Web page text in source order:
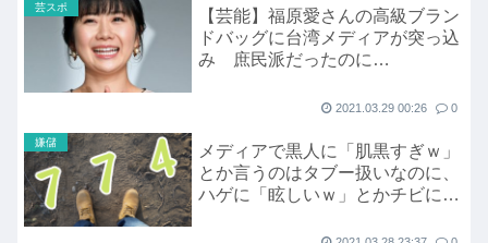
芸スポ
【芸能】福原愛さんの高級ブラン
ドバッグに台湾メディアが突っ込
み 庶民派だったのに…
2021.03.29 00:26 0
嫌儲
メディアで黒人に「肌黒すぎｗ」
とか言うのはタブー扱いなのに、
ハゲに「眩しいｗ」とかチビに